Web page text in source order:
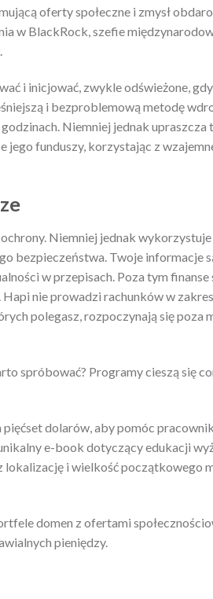
oferty społeczne i zmysł
w BlackRock, szefie
i inicjować, zwykle odświeżone,
i bezproblemową metodę
Niemniej jednak upraszcza
jego funduszy, korzystając z
Niemniej jednak
bezpieczeństwa. Twoje informacje
w przepisach. Poza tym finanse
Hapi nie prowadzi rachunków w
polegasz, rozpoczynają się poza
spróbować? Programy cieszą się
dolarów, aby pomóc
e-book dotyczący edukacji
i wielkość początkowego
domen z ofertami
pieniędzy.